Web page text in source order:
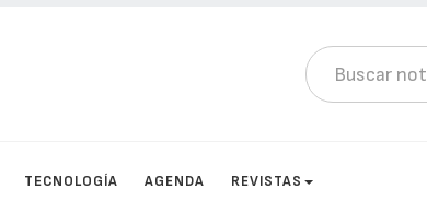
TECNOLOGÍA AGENDA REVISTAS